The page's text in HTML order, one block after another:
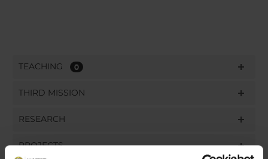
TEACHING 0
THIRD MISSION
RESEARCH
PROJECTS